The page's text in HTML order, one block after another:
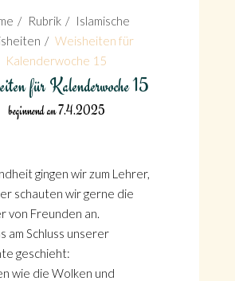
Rubrik
Islamische
Weisheiten für
Kalenderwoche 15
für Kalenderwoche 15
beginnend am 7.4.2025
gingen wir zum Lehrer,
schauten wir gerne die
von Freunden an.
am Schluss unserer
geschieht:
wie die Wolken und